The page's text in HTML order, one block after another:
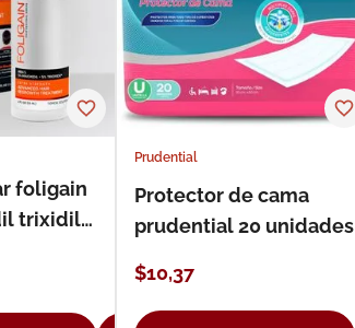
foligain
trixidil
Prudential
Protector de cama
prudential 20 unidades
$10,37